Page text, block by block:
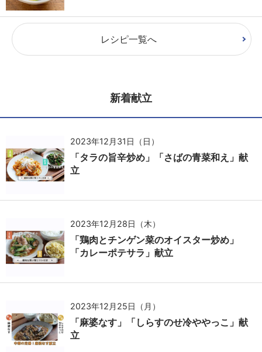
レシピ一覧へ
新着献立
2023年12月31日（日）
「タラの旨辛炒め」「さばの青菜和え」献
立
2023年12月28日（木）
「鶏肉とチンゲン菜のオイスター炒め」
「カレーポテサラ」献立
2023年12月25日（月）
「麻婆なす」「しらすのせ冷ややっこ」献
立